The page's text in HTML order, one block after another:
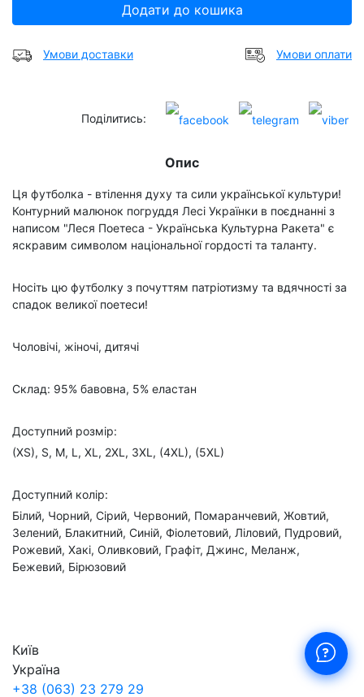
Додати до кошика
Умови доставки Умови оплати
Поділитись:
Опис
Ця футболка - втілення духу та сили української культури!
Контурний малюнок погруддя Лесі Українки в поєднанні з
написом "Леся Поетеса - Українська Культурна Ракета" є
яскравим символом національної гордості та таланту.
Носіть цю футболку з почуттям патріотизму та вдячності за
спадок великої поетеси!
Чоловічі, жіночі, дитячі
Склад: 95% бавовна, 5% еластан
Доступний розмір:
(XS), S, M, L, XL, 2XL, 3XL, (4XL), (5XL)
Доступний колір:
Білий, Чорний, Сірий, Червоний, Помаранчевий, Жовтий,
Зелений, Блакитний, Синій, Фіолетовий, Ліловий, Пудровий,
Рожевий, Хакі, Оливковий, Графіт, Джинс, Меланж,
Бежевий, Бірюзовий
Київ
Україна
+38 (063) 23 279 29